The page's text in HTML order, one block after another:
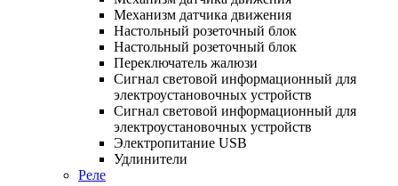
Механизм датчика движения
Настольный розеточный блок
Настольный розеточный блок
Переключатель жалюзи
Сигнал световой информационный для
электроустановочных устройств
Сигнал световой информационный для
электроустановочных устройств
Электропитание USB
Удлинители
Реле